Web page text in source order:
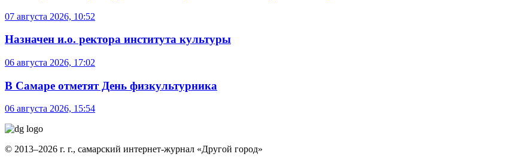
07 августа 2026, 10:52
Назначен и.о. ректора института культуры
06 августа 2026, 17:02
В Самаре отметят День физкультурника
06 августа 2026, 15:54
© 2013–2026 г. г., самарский интернет-журнал «Другой город»